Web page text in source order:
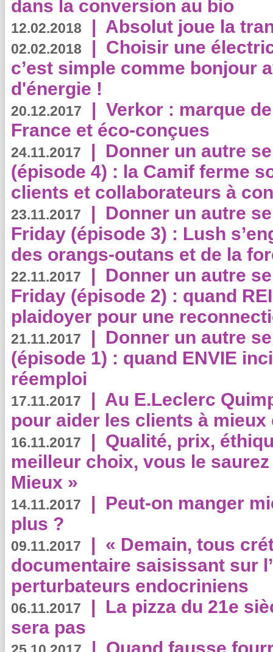
dans la conversion au bio
12.02.2018 | Absolut joue la
02.02.2018 | Choisir une
c’est simple comme bonjour
d'énergie !
20.12.2017 | Verkor : marque
France et éco-conçues
24.11.2017 | Donner un autre
(épisode 4) : la Camif ferme
clients et collaborateurs à
23.11.2017 | Donner un autre
Friday (épisode 3) : Lush
des orangs-outans et de la
22.11.2017 | Donner un autre
Friday (épisode 2) : quand
plaidoyer pour une
21.11.2017 | Donner un autre
(épisode 1) : quand ENVIE
réemploi
17.11.2017 | Au E.Leclerc
pour aider les clients à
16.11.2017 | Qualité, prix,
meilleur choix, vous le
Mieux »
14.11.2017 | Peut-on manger
plus ?
09.11.2017 | « Demain, tous
documentaire saisissant sur
perturbateurs endocriniens
06.11.2017 | La pizza du 21e
sera pas